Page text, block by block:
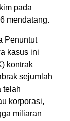
pada
mendatang.
Penuntut
kasus ini
kontrak
sejumlah
telah
korporasi,
miliaran